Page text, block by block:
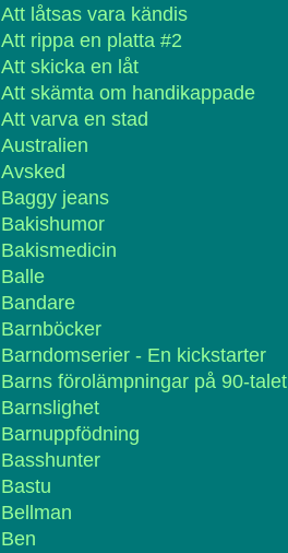
Att låtsas vara kändis
Att rippa en platta #2
Att skicka en låt
Att skämta om handikappade
Att varva en stad
Australien
Avsked
Baggy jeans
Bakishumor
Bakismedicin
Balle
Bandare
Barnböcker
Barndomserier - En kickstarter
Barns förolämpningar på 90-talet
Barnslighet
Barnuppfödning
Basshunter
Bastu
Bellman
Ben